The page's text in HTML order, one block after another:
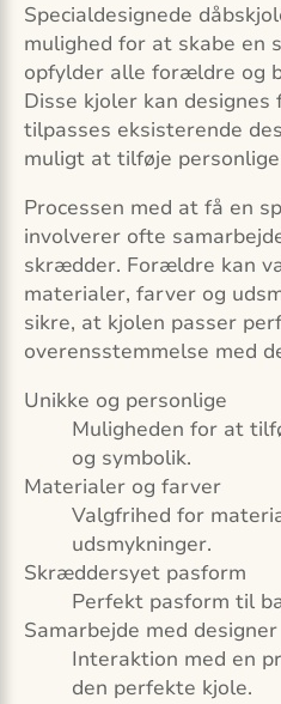
Specialdesignede
mulighed for at skabe en
opfylder alle forældre og
Disse kjoler kan
tilpasses eksisterende
muligt at tilføje
Processen med at få en
involverer ofte
skrædder. Forældre kan
materialer, farver og
sikre, at kjolen passer
overensstemmelse med
Unikke og personlige
Muligheden for at
og symbolik.
Materialer og farver
Valgfrihed for
udsmykninger.
Skræddersyet pasform
Perfekt pasform til
Samarbejde med designer
Interaktion med en
den perfekte kjole.